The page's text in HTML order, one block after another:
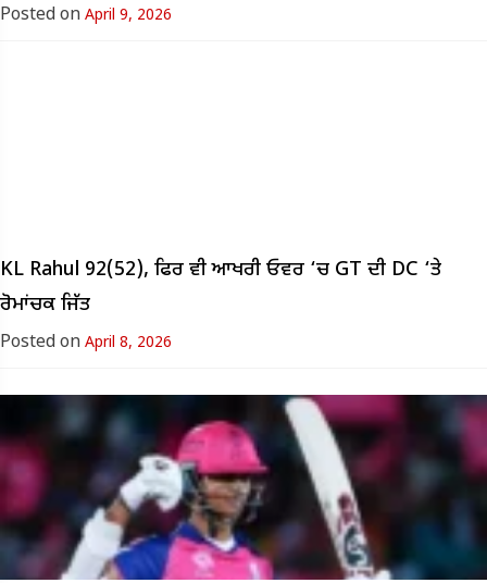
Posted on April 9, 2026
KL Rahul 92(52), ਫਿਰ ਵੀ ਆਖਰੀ ਓਵਰ ‘ਚ GT ਦੀ DC ‘ਤੇ
ਰੋਮਾਂਚਕ ਜਿੱਤ
Posted on April 8, 2026